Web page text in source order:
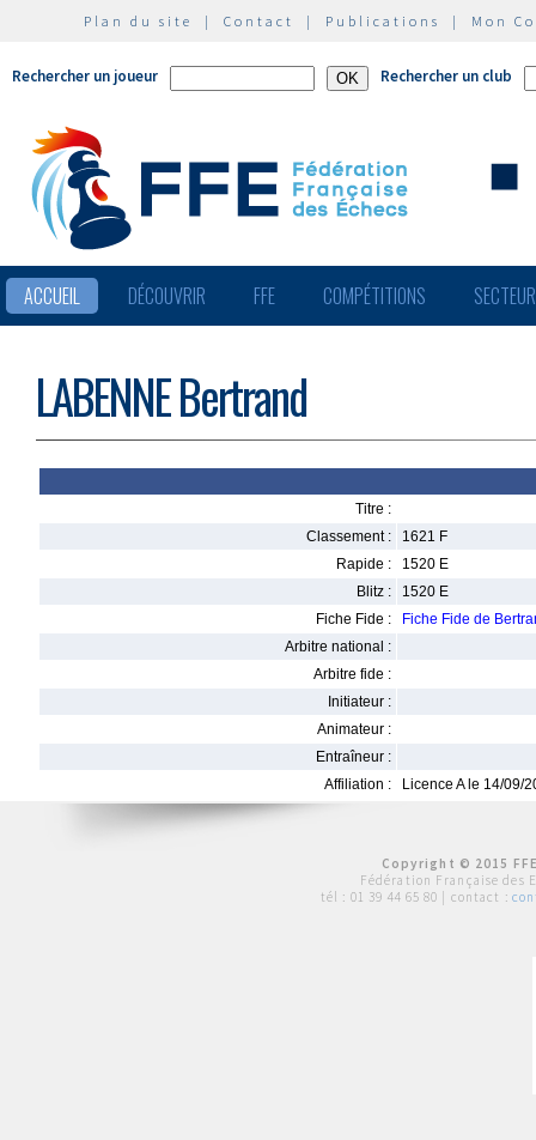
Plan du site | Contact | Publications | Mon
Rechercher un joueur Rechercher un club
ACCUEIL DÉCOUVRIR FFE COMPÉTITIONS
LABENNE Bertrand
Titre :
Classement :
1621 F
Rapide :
1520 E
Blitz :
1520 E
Fiche Fide :
Fiche Fide de
Arbitre national :
Arbitre fide :
Initiateur :
Animateur :
Entraîneur :
Affiliation :
Licence A le 14/09/
Copyright © 2015
Fédération Française des
tél : 01 39 44 65 80 | contact :